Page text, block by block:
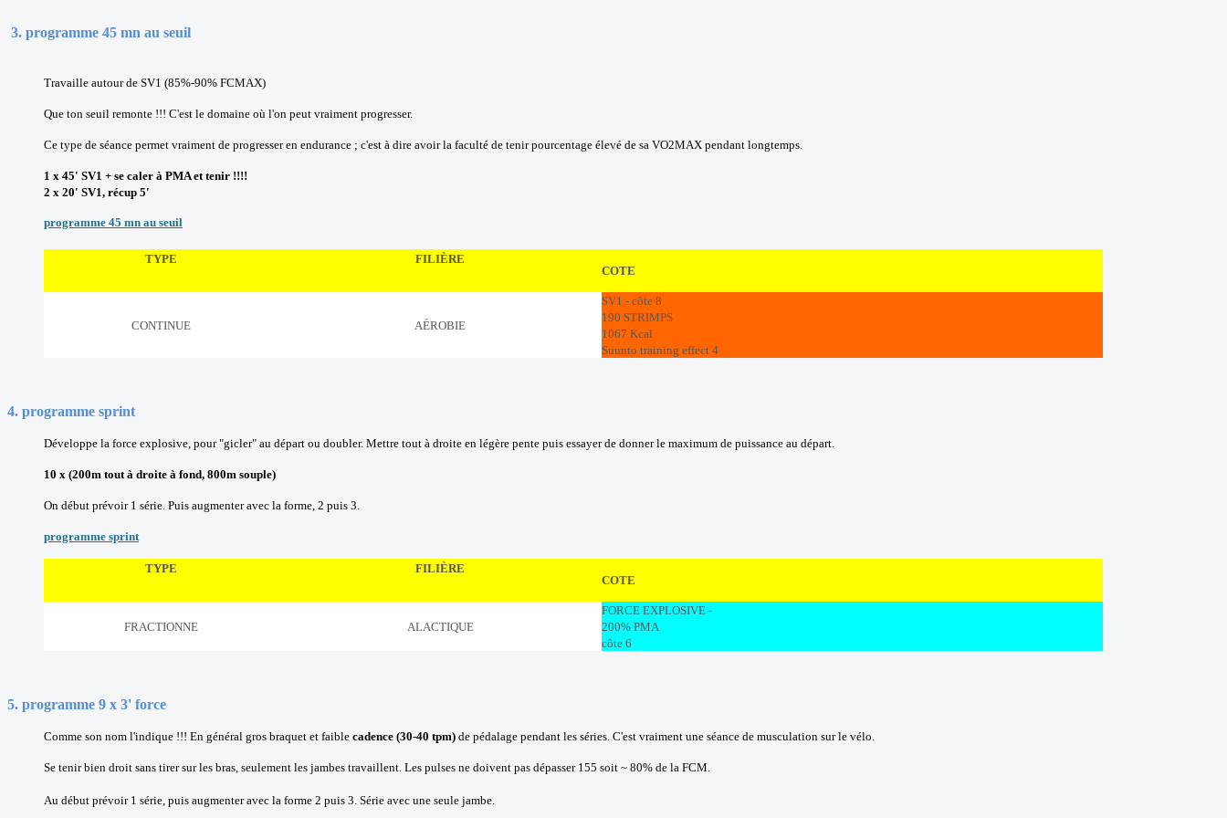
3. programme 45 mn au seuil
Travaille autour de SV1 (85%-90% FCMAX)
Que ton seuil remonte !!! C'est le domaine où l'on peut vraiment progresser.
Ce type de séance permet vraiment de progresser en endurance ; c'est à dire avoir la faculté de tenir pourcentage élevé de sa VO2MAX pendant longtemps.
1 x 45' SV1 + se caler à PMA et tenir !!!!
2 x 20' SV1, récup 5'
programme 45 mn au seuil
TYPE
FILIÈRE
COTE
CONTINUE AÉROBIE
SV1 - côte 8
190 STRIMPS
1067 Kcal
Suunto training effect 4
4. programme sprint
Développe la force explosive, pour "gicler" au départ ou doubler. Mettre tout à droite en légère pente puis essayer de donner le maximum de puissance au départ.
10 x (200m tout à droite à fond, 800m souple)
On début prévoir 1 série. Puis augmenter avec la forme, 2 puis 3.
programme sprint
TYPE
FILIÈRE
COTE
FRACTIONNE ALACTIQUE
FORCE EXPLOSIVE -
200% PMA
côte 6
5. programme 9 x 3' force
Comme son nom l'indique !!! En général gros braquet et faible cadence (30-40 tpm) de pédalage pendant les séries. C'est vraiment une séance de musculation sur le vélo.
Se tenir bien droit sans tirer sur les bras, seulement les jambes travaillent. Les pulses ne doivent pas dépasser 155 soit ~ 80% de la FCM.
Au début prévoir 1 série, puis augmenter avec la forme 2 puis 3. Série avec une seule jambe.